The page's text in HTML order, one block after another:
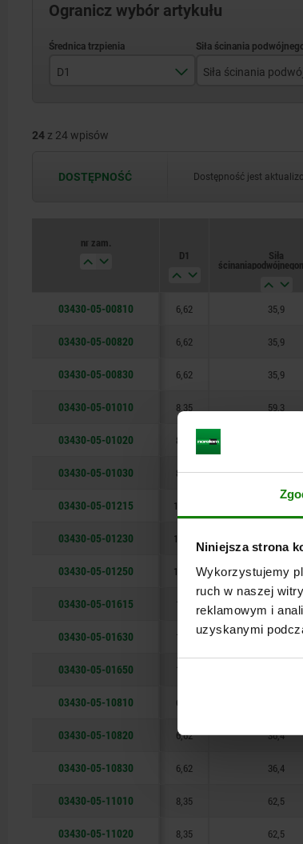
Niniejsza strona
Wykorzystujemy
ruch w naszej
reklamowym i
uzyskanymi
Ogranicz wybór artykułu
D1
8,35
86,8
24 z 24 wpisów
DOSTĘPNOŚĆ Dostępność jest
nr zam.
D1
Siła
ścinania podwójnego
03430-05-00810 6,62 35,9
03430-05-00820 6,62 35,9
03430-05-00830 6,62 35,9
03430-05-01010 8,35 59,3
03430-05-01020 8,35
03430-05-01030 8,35 59,3
03430-05-01215 10,07
03430-05-01230 10,07
03430-05-01250 10,07 85,4
03430-05-01615 13,8 176,5
03430-05-01630 13,8 176,5
03430-05-01650 13,8
03430-05-10810 6,62
03430-05-10820 6,62 36,4
03430-05-10830 6,62 36,4
03430-05-11010 8,35 62,5
03430-05-11020 8,35 62,5